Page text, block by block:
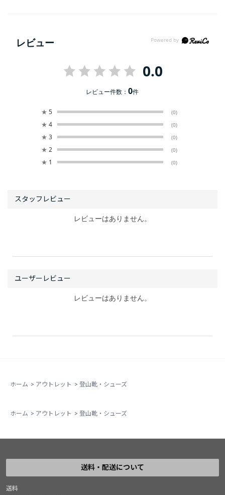
レビュー
0.0
レビュー件数：0件
★ 5 (0)
★ 4 (0)
★ 3 (0)
★ 2 (0)
★ 1 (0)
レビューはありません。
レビューはありません。
ホーム > アウトレット > 登山靴・シューズ
ホーム > アウトレット > 登山靴・シューズ
送料・配送について
送料